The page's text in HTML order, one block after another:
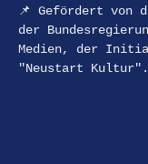
📌 Gefördert von
der
Medien, der
"Neustart Kultur".